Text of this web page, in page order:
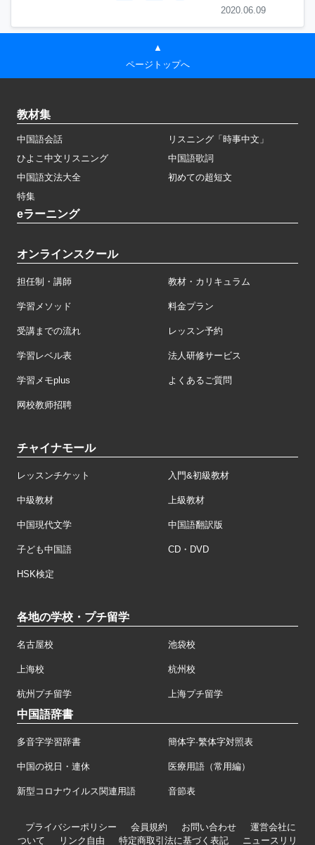
2020.06.09
▲
ページトップへ
教材集
中国語会話
リスニング「時事中文」
ひよこ中文リスニング
中国語歌詞
中国語文法大全
初めての超短文
特集
eラーニング
オンラインスクール
担任制・講師 教材・カリキュラム
学習メソッド 料金プラン
受講までの流れ レッスン予約
学習レベル表 法人研修サービス
学習メモplus よくあるご質問
网校教师招聘
チャイナモール
レッスンチケット 入門&初級教材
中級教材 上級教材
中国現代文学 中国語翻訳版
子ども中国語 CD・DVD
HSK検定
各地の学校・プチ留学
名古屋校 池袋校
上海校 杭州校
杭州プチ留学 上海プチ留学
中国語辞書
多音字学習辞書 簡体字·繁体字対照表
中国の祝日・連休 医療用語（常用編）
新型コロナウイルス関連用語 音節表
プライバシーポリシー 会員規約 お問い合わせ
運営会社に
ついて
リンク自由 特定商取引法に基づく表記 ニュースリリ